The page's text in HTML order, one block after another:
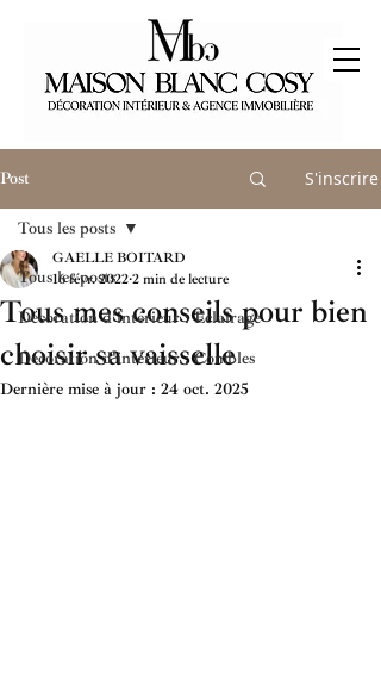
Post S'inscrire
Tous les posts
Décoration d'intérieur : Eclairage
Décoration d'intérieur : Combles
Tous les posts
Tous mes conseils pour bien
choisir sa vaisselle
GAELLE BOITARD
16 févr. 2022 2 min de lecture
Dernière mise à jour : 24 oct. 2025